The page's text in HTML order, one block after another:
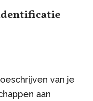
van je
aan